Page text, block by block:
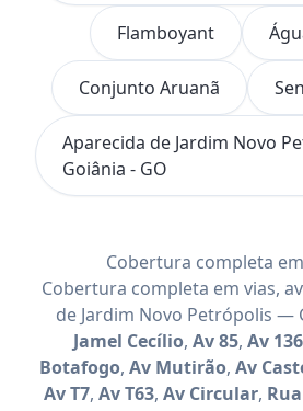
Flamboyant
Conjunto Aruanã
Aparecida de Jardim Novo
Goiânia - GO
Cobertura completa
Cobertura completa em vias,
de Jardim Novo Petrópolis —
Jamel Cecílio, Av 85, Av 136
Botafogo, Av Mutirão, Av
Av T7, Av T63, Av Circular,